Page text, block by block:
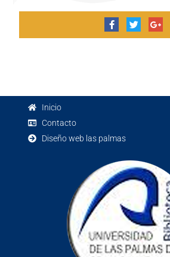
Inicio
Contacto
Diseño web las palmas